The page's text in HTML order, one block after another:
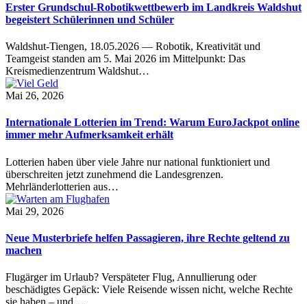
Erster Grundschul-Robotikwettbewerb im Landkreis Waldshut
begeistert Schülerinnen und Schüler
Waldshut-Tiengen, 18.05.2026 — Robotik, Kreativität und
Teamgeist standen am 5. Mai 2026 im Mittelpunkt: Das
Kreismedienzentrum Waldshut…
Mai 26, 2026
Internationale Lotterien im Trend: Warum EuroJackpot online
immer mehr Aufmerksamkeit erhält
Lotterien haben über viele Jahre nur national funktioniert und
überschreiten jetzt zunehmend die Landesgrenzen.
Mehrländerlotterien aus…
Mai 29, 2026
Neue Musterbriefe helfen Passagieren, ihre Rechte geltend zu
machen
Flugärger im Urlaub? Verspäteter Flug, Annullierung oder
beschädigtes Gepäck: Viele Reisende wissen nicht, welche Rechte
sie haben – und…